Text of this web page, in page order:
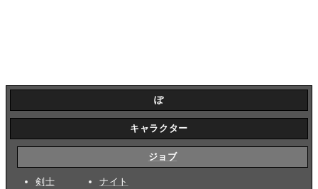
ぽ
キャラクター
ジョブ
剣士
ナイト